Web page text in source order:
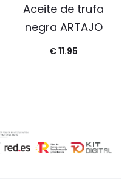
Aceite de trufa
negra ARTAJO
€11.95